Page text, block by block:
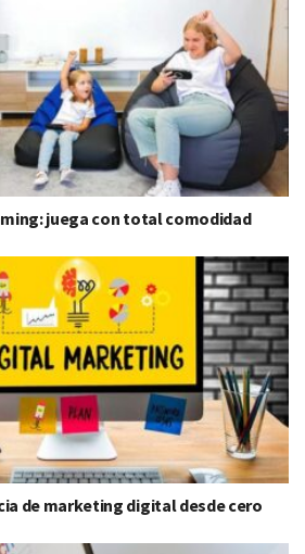
juega con total comodidad
de marketing digital desde cero